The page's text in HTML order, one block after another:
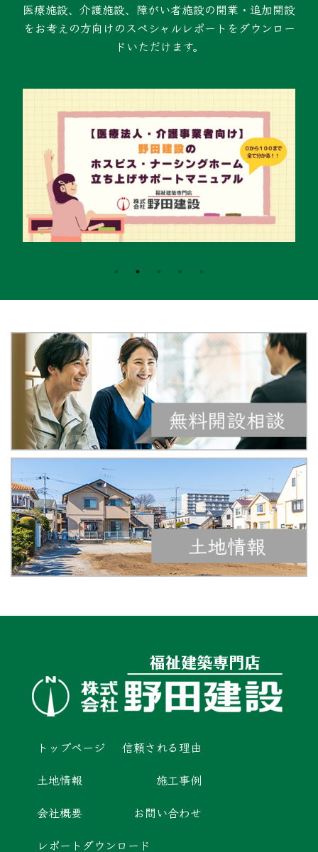
医療施設、介護施設、障がい者施設の開業・追加開設
をお考えの方向けのスペシャルレポートをダウンロー
ドいただけます。
トップページ
信頼される理由
土地情報
施工事例
会社概要
お問い合わせ
レポートダウンロード